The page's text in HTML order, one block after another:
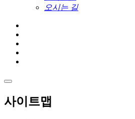
오시는 길
사이트맵